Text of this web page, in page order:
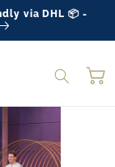
via DHL 📦 -